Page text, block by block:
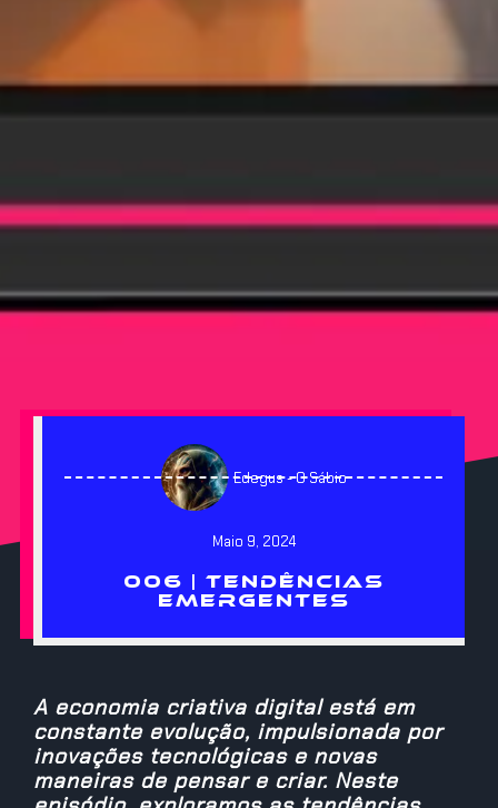
Edegus - O Sábio
Maio 9, 2024
006 | TENDÊNCIAS
EMERGENTES
A economia criativa digital está em
constante evolução, impulsionada por
inovações tecnológicas e novas
maneiras de pensar e criar. Neste